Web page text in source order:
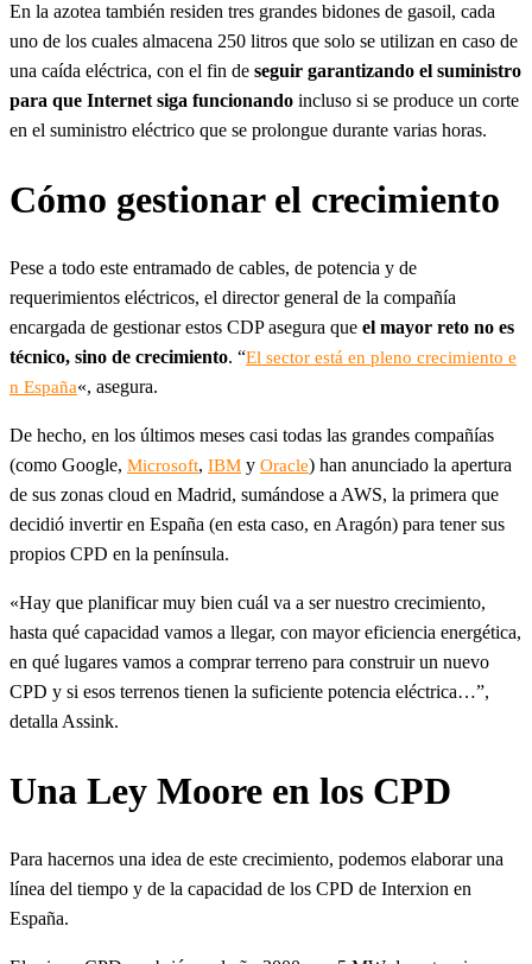
En la azotea también residen tres grandes bidones de gasoil, cada
uno de los cuales almacena 250 litros que solo se utilizan en caso de
una caída eléctrica, con el fin de seguir garantizando el suministro
para que Internet siga funcionando incluso si se produce un corte
en el suministro eléctrico que se prolongue durante varias horas.
Cómo gestionar el crecimiento
Pese a todo este entramado de cables, de potencia y de
requerimientos eléctricos, el director general de la compañía
encargada de gestionar estos CDP asegura que el mayor reto no es
técnico, sino de crecimiento. “El sector está en pleno crecimiento e
n España«, asegura.
De hecho, en los últimos meses casi todas las grandes compañías
(como Google, Microsoft, IBM y Oracle) han anunciado la apertura
de sus zonas cloud en Madrid, sumándose a AWS, la primera que
decidió invertir en España (en esta caso, en Aragón) para tener sus
propios CPD en la península.
«Hay que planificar muy bien cuál va a ser nuestro crecimiento,
hasta qué capacidad vamos a llegar, con mayor eficiencia energética,
en qué lugares vamos a comprar terreno para construir un nuevo
CPD y si esos terrenos tienen la suficiente potencia eléctrica…”,
detalla Assink.
Una Ley Moore en los CPD
Para hacernos una idea de este crecimiento, podemos elaborar una
línea del tiempo y de la capacidad de los CPD de Interxion en
España.